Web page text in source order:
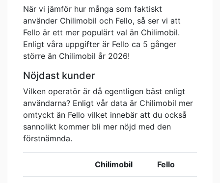
När vi jämför hur många som faktiskt
använder Chilimobil och Fello, så ser vi att
Fello är ett mer populärt val än Chilimobil.
Enligt våra uppgifter är Fello ca 5 gånger
större än Chilimobil år 2026!
Nöjdast kunder
Vilken operatör är då egentligen bäst enligt
användarna? Enligt vår data är Chilimobil mer
omtyckt än Fello vilket innebär att du också
sannolikt kommer bli mer nöjd med den
förstnämnda.
Chilimobil Fello